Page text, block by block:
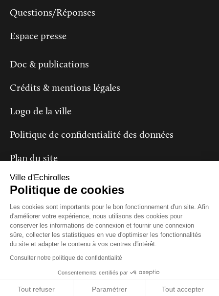
Questions/Réponses
Espace presse
Doc & publications
Crédits & mentions légales
Logo de la ville
Politique de confidentialité des données
Plan du site
Suivez-nous
Destination Eté : retrouvez le programme complet
Ville d'Echirolles
Politique de cookies
Les cookies sont importants pour le bon fonctionnement d'un site. Afin
d'améliorer votre expérience, nous utilisons des cookies pour
conserver les informations de connexion et fournir une connexion
sûre, collecter les statistiques en vue d'optimiser les fonctionnalités
du site et adapter le contenu à vos centres d'intérêt.
Consulter notre politique de confidentialité
Consentements certifiés par
Tout refuser Paramétrer Tout accepter